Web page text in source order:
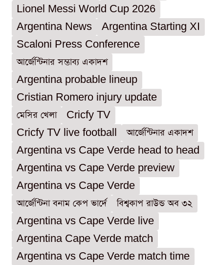
Lionel Messi World Cup 2026
Argentina News
Argentina Starting XI
Scaloni Press Conference
আর্জেন্টিনার সম্ভাব্য একাদশ
Argentina probable lineup
Cristian Romero injury update
মেসির খেলা
Cricfy TV
Cricfy TV live football
আর্জেন্টিনার একাদশ
Argentina vs Cape Verde head to head
Argentina vs Cape Verde preview
Argentina vs Cape Verde
আর্জেন্টিনা বনাম কেপ ভার্দে
বিশ্বকাপ রাউন্ড অব ৩২
Argentina vs Cape Verde live
Argentina Cape Verde match
Argentina vs Cape Verde match time